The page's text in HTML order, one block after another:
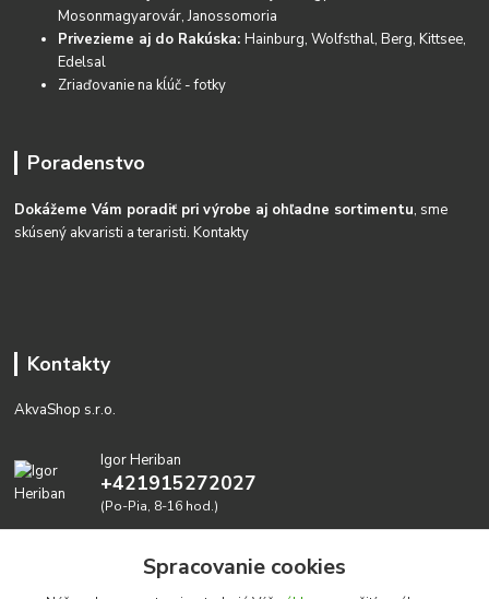
Mosonmagyarovár, Janossomoria
Privezieme aj do Rakúska:Hainburg, Wolfsthal, Berg, Kittsee,
Edelsal
Zriaďovanie na kĺúč - fotky
Poradenstvo
Dokážeme Vám poradiť pri výrobe aj ohľadne sortimentu, sme
skúsený akvaristi a teraristi.Kontakty
Kontakty
AkvaShop s.r.o.
Igor Heriban
+421915272027
(Po-Pia, 8-16 hod.)
Spracovanie cookies